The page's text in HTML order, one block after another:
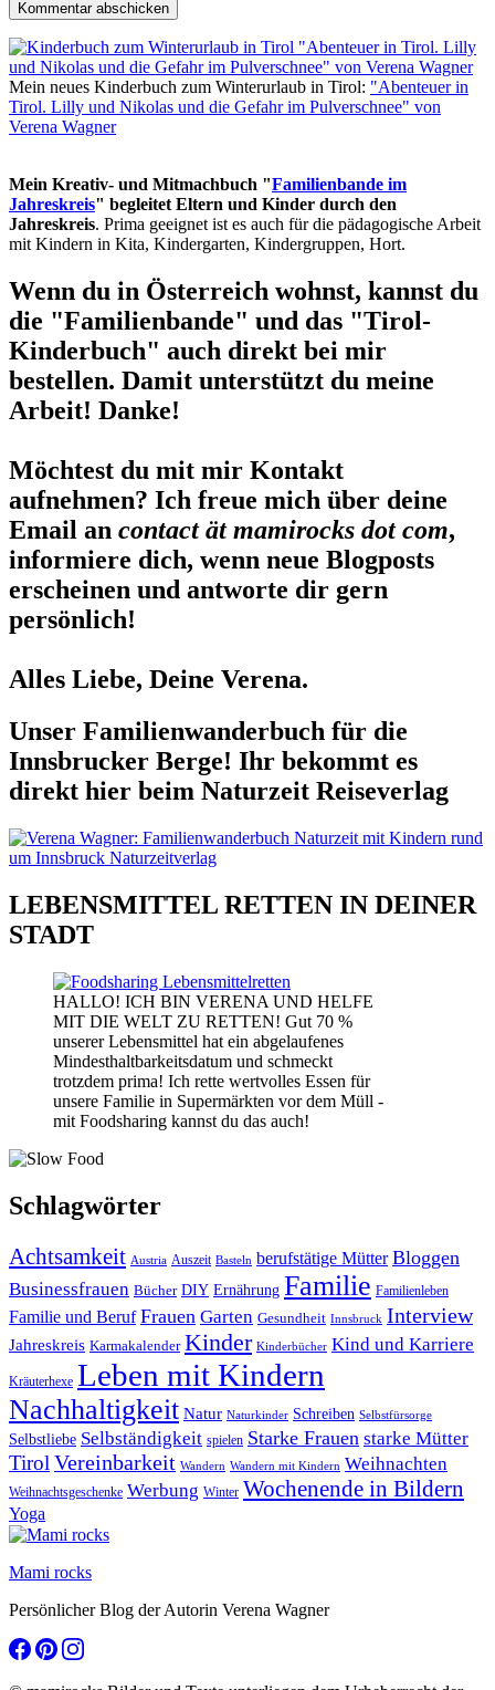
Mein neues Kinderbuch zum Winterurlaub in Tirol: "Abenteuer in
Tirol. Lilly und Nikolas und die Gefahr im Pulverschnee" von
Verena Wagner
Mein Kreativ- und Mitmachbuch "Familienbande im
Jahreskreis" begleitet Eltern und Kinder durch den
Jahreskreis. Prima geeignet ist es auch für die pädagogische Arbeit
mit Kindern in Kita, Kindergarten, Kindergruppen, Hort.
Wenn du in Österreich wohnst, kannst du
die "Familienbande" und das "Tirol-
Kinderbuch" auch direkt bei mir
bestellen. Damit unterstützt du meine
Arbeit! Danke!
Möchtest du mit mir Kontakt
aufnehmen? Ich freue mich über deine
Email an contact ät mamirocks dot com,
informiere dich, wenn neue Blogposts
erscheinen und antworte dir gern
persönlich!
Alles Liebe, Deine Verena.
Unser Familienwanderbuch für die
Innsbrucker Berge! Ihr bekommt es
direkt hier beim Naturzeit Reiseverlag
LEBENSMITTEL RETTEN IN DEINER
STADT
HALLO! ICH BIN VERENA UND HELFE
MIT DIE WELT ZU RETTEN! Gut 70 %
unserer Lebensmittel hat ein abgelaufenes
Mindesthaltbarkeitsdatum und schmeckt
trotzdem prima! Ich rette wertvolles Essen für
unsere Familie in Supermärkten vor dem Müll -
mit Foodsharing kannst du das auch!
Schlagwörter
Achtsamkeit Austria Auszeit Basteln berufstätige Mütter Bloggen
Businessfrauen Bücher DIY Ernährung Familie Familienleben
Familie und Beruf Frauen Garten Gesundheit Innsbruck Interview
Jahreskreis Karmakalender Kinder Kinderbücher Kind und Karriere
Kräuterhexe Leben mit Kindern
Nachhaltigkeit Natur Naturkinder Schreiben Selbstfürsorge
Selbstliebe Selbständigkeit spielen Starke Frauen starke Mütter
Tirol Vereinbarkeit Wandern Wandern mit Kindern Weihnachten
Weihnachtsgeschenke Werbung Winter Wochenende in Bildern
Yoga
Mami rocks
Persönlicher Blog der Autorin Verena Wagner